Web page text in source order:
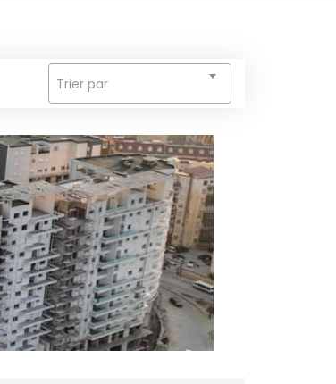
Trier par